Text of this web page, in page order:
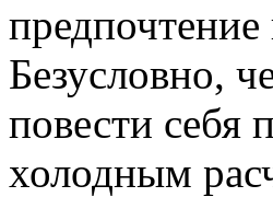
Безусловно,
повести себя
холодным